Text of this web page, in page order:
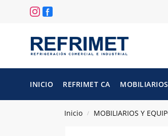
INICIO REFRIMET CA
Inicio / MOBILIARIOS Y